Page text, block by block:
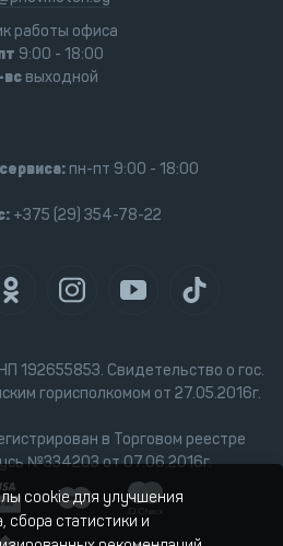
192655853. Свидетельство о гос.
горисполкомом от 27.05.2016г.
в Торговом реестре
№334203 от 07.06.2016г.
работы офиса
9:00 - 18:00
всвыходной
пн-пт 9:00 - 18:00
+375 (29) 354-78-22
cookie для улучшения
сбора статистики и